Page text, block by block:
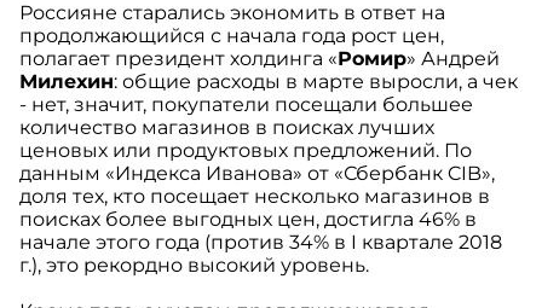
Россияне старались экономить в ответ на
продолжающийся с начала года рост цен,
полагает президент холдинга «Ромир» Андрей
Милехин: общие расходы в марте выросли, а чек
- нет, значит, покупатели посещали большее
количество магазинов в поисках лучших
ценовых или продуктовых предложений. По
данным «Индекса Иванова» от «Сбербанк CIB»,
доля тех, кто посещает несколько магазинов в
поисках более выгодных цен, достигла 46% в
начале этого года (против 34% в I квартале 2018
г.), это рекордно высокий уровень.